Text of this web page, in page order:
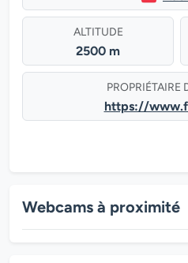
ALTITUDE
2500 m
PROPRIÉTAIRE
https://
Webcams à proximité